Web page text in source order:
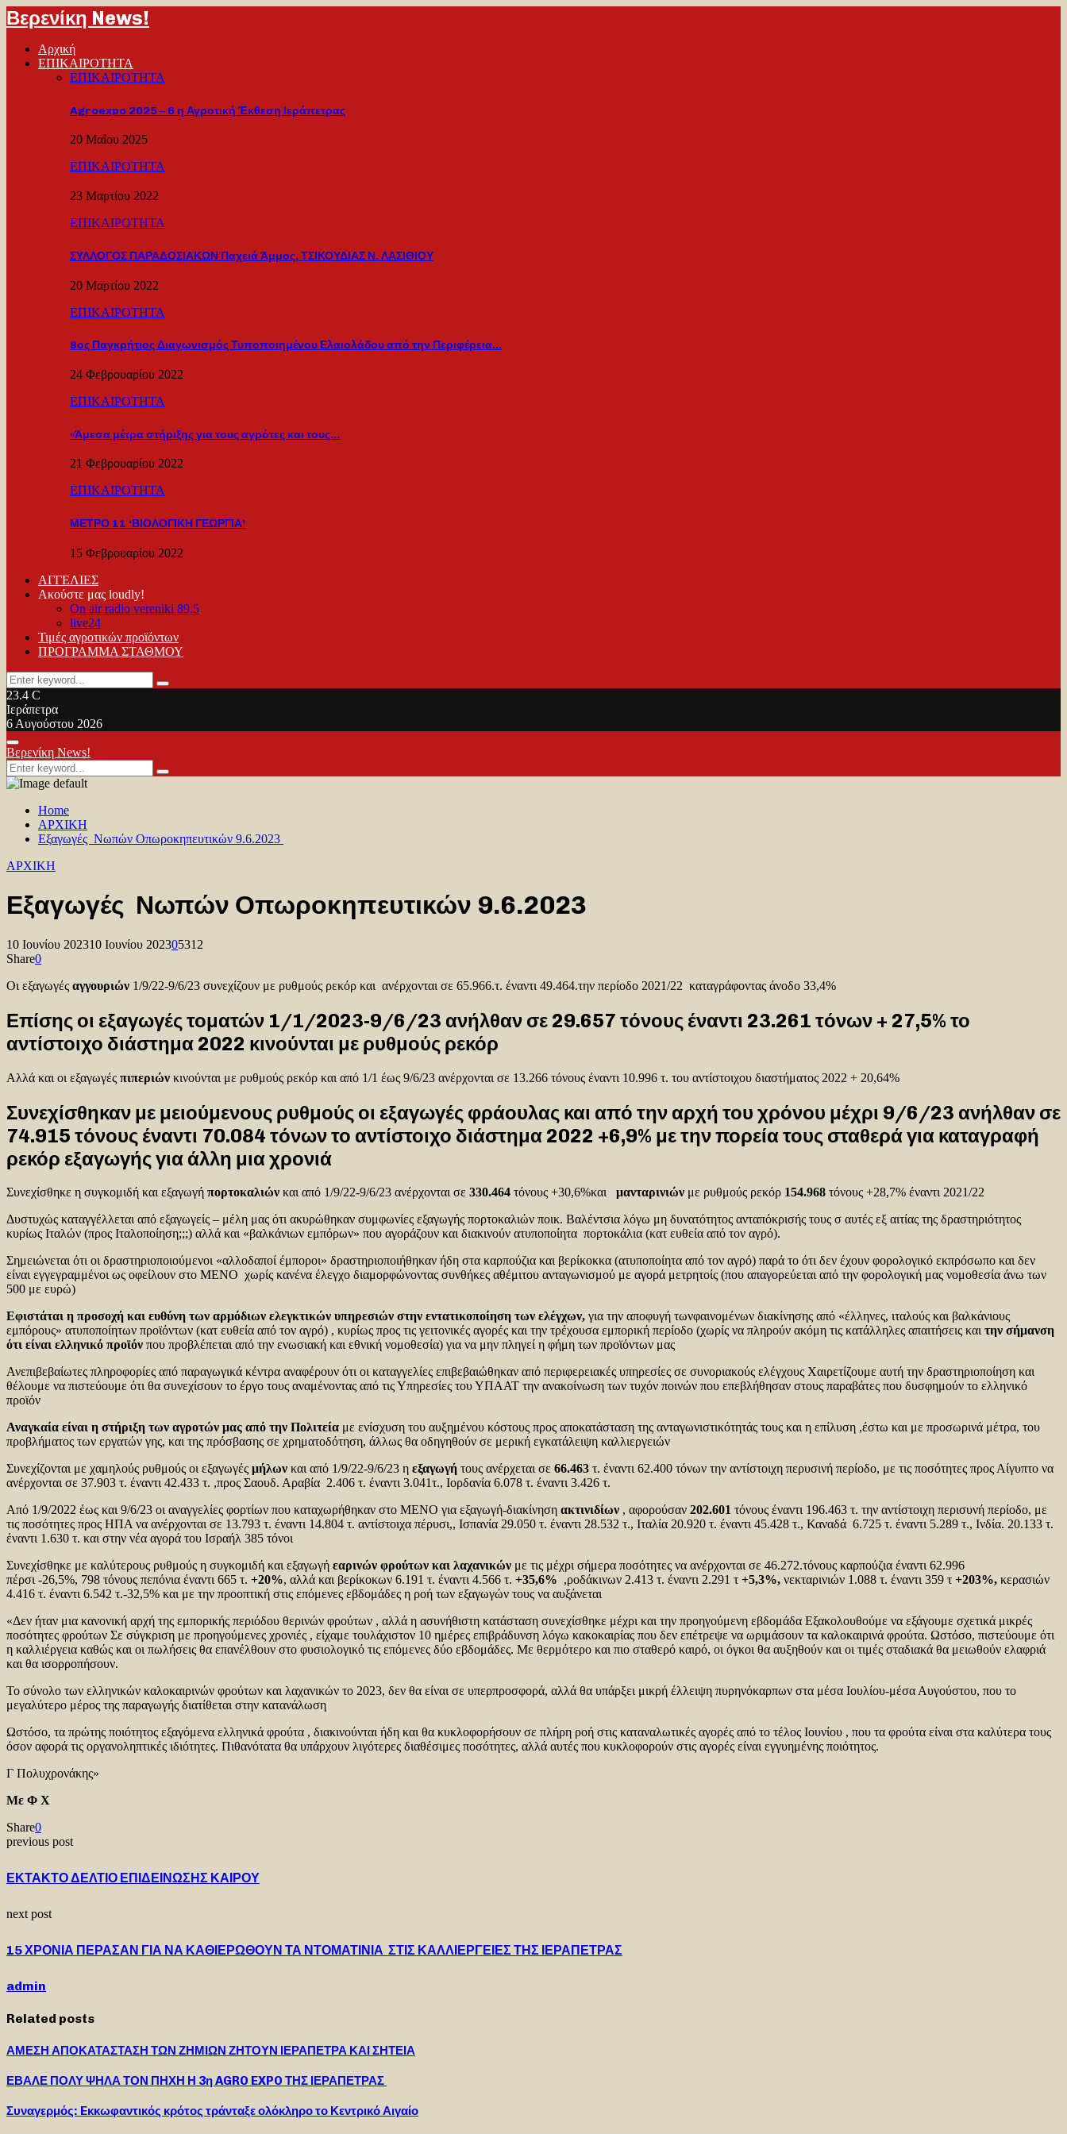
Βερενίκη News!
Αρχική
ΕΠΙΚΑΙΡΟΤΗΤΑ
ΕΠΙΚΑΙΡΟΤΗΤΑ
Agroexpo 2025 – 6 η Αγροτική Έκθεση Ιεράπετρας
20 Μαΐου 2025
ΕΠΙΚΑΙΡΟΤΗΤΑ
23 Μαρτίου 2022
ΕΠΙΚΑΙΡΟΤΗΤΑ
ΣΥΛΛΟΓΟΣ ΠΑΡΑΔΟΣΙΑΚΩΝ Παχειά Άμμος, ΤΣΙΚΟΥΔΙΑΣ Ν. ΛΑΣΙΘΙΟΥ
20 Μαρτίου 2022
ΕΠΙΚΑΙΡΟΤΗΤΑ
8ος Παγκρήτιος Διαγωνισμός Τυποποιημένου Ελαιολάδου από την Περιφέρεια…
24 Φεβρουαρίου 2022
ΕΠΙΚΑΙΡΟΤΗΤΑ
«Άμεσα μέτρα στήριξης για τους αγρότες και τους…
21 Φεβρουαρίου 2022
ΕΠΙΚΑΙΡΟΤΗΤΑ
ΜΕΤΡΟ 11 ‘ΒΙΟΛΟΓΙΚΗ ΓΕΩΡΓΙΑ’
15 Φεβρουαρίου 2022
ΑΓΓΕΛΙΕΣ
Ακούστε μας loudly!
On air radio vereniki 89.5
live24
Τιμές αγροτικών προϊόντων
ΠΡΟΓΡΑΜΜΑ ΣΤΑΘΜΟΥ
Search
for:
Search
23.4 C
Ιεράπετρα
6 Αυγούστου 2026
Facebook
Twitter
Youtube
Primary
Menu
Βερενίκη News!
Search
for:
Search
Home
ΑΡΧΙΚΗ
Εξαγωγές Νωπών Οπωροκηπευτικών 9.6.2023
ΑΡΧΙΚΗ
Εξαγωγές Νωπών Οπωροκηπευτικών 9.6.2023
10 Ιουνίου 202310 Ιουνίου 202305312
Share0
Οι εξαγωγές αγγουριών 1/9/22-9/6/23 συνεχίζουν με ρυθμούς ρεκόρ και ανέρχονται σε 65.966.τ. έναντι 49.464.την περίοδο 2021/22 καταγράφοντας άνοδο 33,4%
Επίσης οι εξαγωγές τοματών 1/1/2023-9/6/23 ανήλθαν σε 29.657 τόνους έναντι 23.261 τόνων + 27,5% το
αντίστοιχο διάστημα 2022 κινούνται με ρυθμούς ρεκόρ
Αλλά και οι εξαγωγές πιπεριών κινούνται με ρυθμούς ρεκόρ και από 1/1 έως 9/6/23 ανέρχονται σε 13.266 τόνους έναντι 10.996 τ. του αντίστοιχου διαστήματος 2022 + 20,64%
Συνεχίσθηκαν με μειούμενους ρυθμούς οι εξαγωγές φράουλας και από την αρχή του χρόνου μέχρι 9/6/23 ανήλθαν σε
74.915 τόνους έναντι 70.084 τόνων το αντίστοιχο διάστημα 2022 +6,9% με την πορεία τους σταθερά για καταγραφή
ρεκόρ εξαγωγής για άλλη μια χρονιά
Συνεχίσθηκε η συγκομιδή και εξαγωγή πορτοκαλιών και από 1/9/22-9/6/23 ανέρχονται σε 330.464 τόνους +30,6%καιμανταρινιών με ρυθμούς ρεκόρ 154.968 τόνους +28,7% έναντι 2021/22
Δυστυχώς καταγγέλλεται από εξαγωγείς – μέλη μας ότι ακυρώθηκαν συμφωνίες εξαγωγής πορτοκαλιών ποικ. Βαλέντσια λόγω μη δυνατότητος ανταπόκρισής τους σ αυτές εξ αιτίας της δραστηριότητος
κυρίως Ιταλών (προς Ιταλοποίηση;;;) αλλά και «βαλκάνιων εμπόρων» που αγοράζουν και διακινούν ατυποποίητα πορτοκάλια (κατ ευθεία από τον αγρό).
Σημειώνεται ότι οι δραστηριοποιούμενοι «αλλοδαποί έμποροι» δραστηριοποιήθηκαν ήδη στα καρπούζια και βερίκοκκα (ατυποποίητα από τον αγρό) παρά το ότι δεν έχουν φορολογικό εκπρόσωπο και δεν
είναι εγγεγραμμένοι ως οφείλουν στο ΜΕΝΟ χωρίς κανένα έλεγχο διαμορφώνοντας συνθήκες αθέμιτου ανταγωνισμού με αγορά μετρητοίς (που απαγορεύεται από την φορολογική μας νομοθεσία άνω των
500 με ευρώ)
Εφιστάται η προσοχή και ευθύνη των αρμόδιων ελεγκτικών υπηρεσιών στην εντατικοποίηση των ελέγχων, για την αποφυγή τωνφαινομένων διακίνησης από «έλληνες, ιταλούς και βαλκάνιους
εμπόρους» ατυποποίητων προϊόντων (κατ ευθεία από τον αγρό) , κυρίως προς τις γειτονικές αγορές και την τρέχουσα εμπορική περίοδο (χωρίς να πληρούν ακόμη τις κατάλληλες απαιτήσεις καιτην σήμανση
ότι είναι ελληνικό προϊόν που προβλέπεται από την ενωσιακή και εθνική νομοθεσία) για να μην πληγεί η φήμη των προϊόντων μας
Ανεπιβεβαίωτες πληροφορίες από παραγωγικά κέντρα αναφέρουν ότι οι καταγγελίες επιβεβαιώθηκαν από περιφερειακές υπηρεσίες σε συνοριακούς ελέγχους Χαιρετίζουμε αυτή την δραστηριοποίηση και
θέλουμε να πιστεύουμε ότι θα συνεχίσουν το έργο τους αναμένοντας από τις Υπηρεσίες του ΥΠΑΑΤ την ανακοίνωση των τυχόν ποινών που επεβλήθησαν στους παραβάτες που δυσφημούν το ελληνικό
προϊόν
Αναγκαία είναι η στήριξη των αγροτών μας από την Πολιτεία με ενίσχυση του αυξημένου κόστους προς αποκατάσταση της ανταγωνιστικότητάς τους και η επίλυση ,έστω και με προσωρινά μέτρα, του
προβλήματος των εργατών γης, και της πρόσβασης σε χρηματοδότηση, άλλως θα οδηγηθούν σε μερική εγκατάλειψη καλλιεργειών
Συνεχίζονται με χαμηλούς ρυθμούς οι εξαγωγές μήλων και από 1/9/22-9/6/23 η εξαγωγή τους ανέρχεται σε 66.463 τ. έναντι 62.400 τόνων την αντίστοιχη περυσινή περίοδο, με τις ποσότητες προς Αίγυπτο να
ανέρχονται σε 37.903 τ. έναντι 42.433 τ. ,προς Σαουδ. Αραβία 2.406 τ. έναντι 3.041τ., Ιορδανία 6.078 τ. έναντι 3.426 τ.
Από 1/9/2022 έως και 9/6/23 οι αναγγελίες φορτίων που καταχωρήθηκαν στο ΜΕΝΟ για εξαγωγή-διακίνηση ακτινιδίων , αφορούσαν 202.601 τόνους έναντι 196.463 τ. την αντίστοιχη περισυνή περίοδο, με
τις ποσότητες προς ΗΠΑ να ανέρχονται σε 13.793 τ. έναντι 14.804 τ. αντίστοιχα πέρυσι,, Ισπανία 29.050 τ. έναντι 28.532 τ., Ιταλία 20.920 τ. έναντι 45.428 τ., Καναδά 6.725 τ. έναντι 5.289 τ., Ινδία. 20.133 τ.
έναντι 1.630 τ. και στην νέα αγορά του Ισραήλ 385 τόνοι
Συνεχίσθηκε με καλύτερους ρυθμούς η συγκομιδή και εξαγωγή εαρινών φρούτων και λαχανικών με τις μέχρι σήμερα ποσότητες να ανέρχονται σε 46.272.τόνους καρπούζια έναντι 62.996
πέρσι -26,5%, 798 τόνους πεπόνια έναντι 665 τ. +20%, αλλά και βερίκοκων 6.191 τ. έναντι 4.566 τ. +35,6% ,ροδάκινων 2.413 τ. έναντι 2.291 τ +5,3%, νεκταρινιών 1.088 τ. έναντι 359 τ +203%, κερασιών
4.416 τ. έναντι 6.542 τ.-32,5% και με την προοπτική στις επόμενες εβδομάδες η ροή των εξαγωγών τους να αυξάνεται
«Δεν ήταν μια κανονική αρχή της εμπορικής περιόδου θερινών φρούτων , αλλά η ασυνήθιστη κατάσταση συνεχίσθηκε μέχρι και την προηγούμενη εβδομάδα Εξακολουθούμε να εξάγουμε σχετικά μικρές
ποσότητες φρούτων Σε σύγκριση με προηγούμενες χρονιές , είχαμε τουλάχιστον 10 ημέρες επιβράδυνση λόγω κακοκαιρίας που δεν επέτρεψε να ωριμάσουν τα καλοκαιρινά φρούτα. Ωστόσο, πιστεύουμε ότι
η καλλιέργεια καθώς και οι πωλήσεις θα επανέλθουν στο φυσιολογικό τις επόμενες δύο εβδομάδες. Με θερμότερο και πιο σταθερό καιρό, οι όγκοι θα αυξηθούν και οι τιμές σταδιακά θα μειωθούν ελαφριά
και θα ισορροπήσουν.
Το σύνολο των ελληνικών καλοκαιρινών φρούτων και λαχανικών το 2023, δεν θα είναι σε υπερπροσφορά, αλλά θα υπάρξει μικρή έλλειψη πυρηνόκαρπων στα μέσα Ιουλίου-μέσα Αυγούστου, που το
μεγαλύτερο μέρος της παραγωγής διατίθεται στην κατανάλωση
Ωστόσο, τα πρώτης ποιότητος εξαγόμενα ελληνικά φρούτα , διακινούνται ήδη και θα κυκλοφορήσουν σε πλήρη ροή στις καταναλωτικές αγορές από το τέλος Ιουνίου , που τα φρούτα είναι στα καλύτερα τους
όσον αφορά τις οργανοληπτικές ιδιότητες. Πιθανότατα θα υπάρχουν λιγότερες διαθέσιμες ποσότητες, αλλά αυτές που κυκλοφορούν στις αγορές είναι εγγυημένης ποιότητος.
Γ Πολυχρονάκης»
Με Φ Χ
Share0
previous post
ΕΚΤΑΚΤΟ ΔΕΛΤΙΟ ΕΠΙΔΕΙΝΩΣΗΣ ΚΑΙΡΟΥ
next post
15 ΧΡΟΝΙΑ ΠΕΡΑΣΑΝ ΓΙΑ ΝΑ ΚΑΘΙΕΡΩΘΟΥΝ ΤΑ ΝΤΟΜΑΤΙΝΙΑ ΣΤΙΣ ΚΑΛΛΙΕΡΓΕΙΕΣ ΤΗΣ ΙΕΡΑΠΕΤΡΑΣ
admin
Related posts
ΑΜΕΣΗ ΑΠΟΚΑΤΑΣΤΑΣΗ ΤΩΝ ΖΗΜΙΩΝ ΖΗΤΟΥΝ ΙΕΡΑΠΕΤΡΑ ΚΑΙ ΣΗΤΕΙΑ
ΕΒΑΛΕ ΠΟΛΥ ΨΗΛΑ ΤΟΝ ΠΗΧΗ Η 3η AGRO EXPO ΤΗΣ ΙΕΡΑΠΕΤΡΑΣ
Συναγερμός: Eκκωφαντικός κρότος τράνταξε ολόκληρο το Κεντρικό Αιγαίο